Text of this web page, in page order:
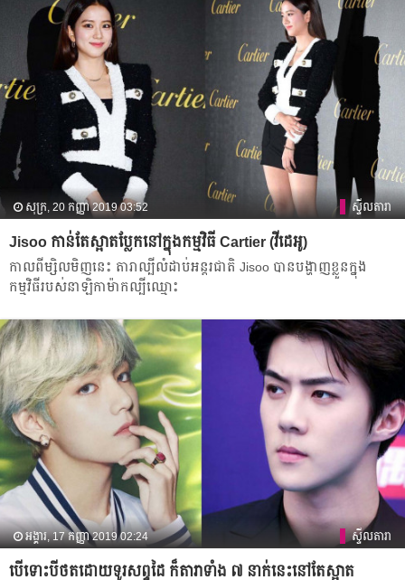
សុក្រ, 20 កញ្ញា 2019 03:52 ស្ទីលតារា
Jisoo កាន់​តែ​ស្អាត​ប្លែក​នៅ​ក្នុង​កម្ម​វិធី​ Cartier (វីដេអូ)
កាល​ពី​ម្សិល​មិញ​នេះ​ តារា​ល្បី​លំ​ដាប់​អន្តរជាតិ Jisoo បាន​បង្ហាញ​ខ្លួន​ក្នុង​
កម្មវិធី​របស់​នាឡិកា​ម៉ាក​ល្បី​ឈ្មោះ​
អង្គារ, 17 កញ្ញា 2019 02:24 ស្ទីលតារា
បើ​ទោះ​បី​ថត​ដោយ​ទូរសព្ទ​ដៃ ក៏តារា​ទាំង ៧ នាក់​នេះ​​នៅ​តែ​ស្អាត